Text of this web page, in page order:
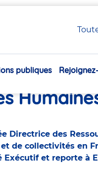
publiques
Directrice des
de collectivités en
et reporte à